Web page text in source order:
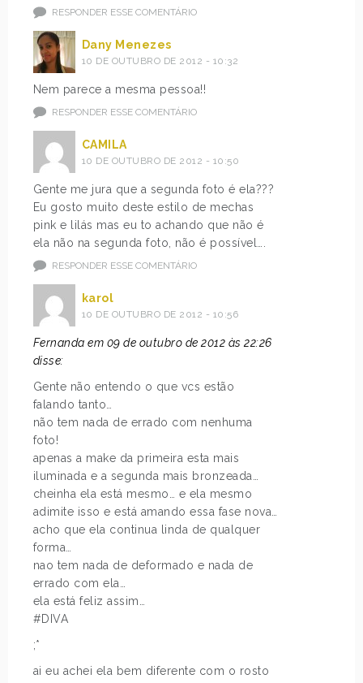
RESPONDER ESSE COMENTÁRIO
Dany Menezes
10 DE OUTUBRO DE 2012 - 10:32
Nem parece a mesma pessoa!!
RESPONDER ESSE COMENTÁRIO
CAMILA
10 DE OUTUBRO DE 2012 - 10:50
Gente me jura que a segunda foto é ela???
Eu gosto muito deste estilo de mechas
pink e lilás mas eu to achando que não é
ela não na segunda foto, não é possível….
RESPONDER ESSE COMENTÁRIO
karol
10 DE OUTUBRO DE 2012 - 10:56
Fernanda em 09 de outubro de 2012 às 22:26
disse:
Gente não entendo o que vcs estão
falando tanto…
não tem nada de errado com nenhuma
foto!
apenas a make da primeira esta mais
iluminada e a segunda mais bronzeada…
cheinha ela está mesmo… e ela mesmo
adimite isso e está amando essa fase nova…
acho que ela continua linda de qualquer
forma…
nao tem nada de deformado e nada de
errado com ela…
ela está feliz assim…
#DIVA
;*
ai eu achei ela bem diferente com o rosto